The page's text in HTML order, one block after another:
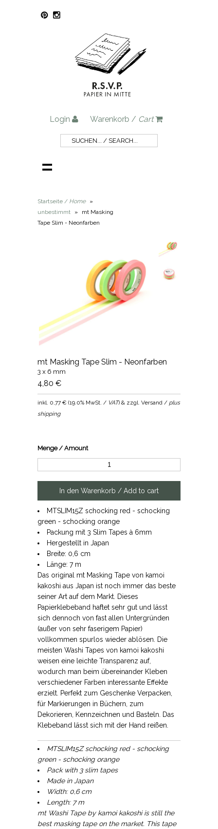
Login Warenkorb / Cart
Startseite / Home
»
unbestimmt
»
mt Masking
Tape Slim - Neonfarben
mt Masking Tape Slim - Neonfarben
3 x 6 mm
4,80 €
inkl. 0,77 € (19.0% MwSt. / VAT) & zzgl. Versand / plus
shipping
Menge / Amount
MTSLIM15Z schocking red - schocking
green - schocking orange
Packung mit 3 Slim Tapes à 6mm
Hergestellt in Japan
Breite: 0,6 cm
Länge: 7 m
Das original mt Masking Tape von kamoi
kakoshi aus Japan ist noch immer das beste
seiner Art auf dem Markt. Dieses
Papierklebeband haftet sehr gut und lässt
sich dennoch von fast allen Untergründen
(außer von sehr faserigem Papier)
vollkommen spurlos wieder ablösen. Die
meisten Washi Tapes von kamoi kakoshi
weisen eine leichte Transparenz auf,
wodurch man beim übereinander Kleben
verschiedener Farben interessante Effekte
erzielt. Perfekt zum Geschenke Verpacken,
für Markierungen in Büchern, zum
Dekorieren, Kennzeichnen und Basteln. Das
Klebeband lässt sich mit der Hand reißen.
MTSLIM15Z schocking red - schocking
green - schocking orange
Pack with 3 slim tapes
Made in Japan
Width: 0,6 cm
Length: 7 m
mt Washi Tape by kamoi kakoshi is still the
best masking tape on the market. This tape